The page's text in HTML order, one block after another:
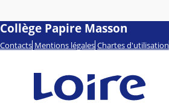
Collège Papire Masson
Contacts Mentions légales Chartes d'utilisation